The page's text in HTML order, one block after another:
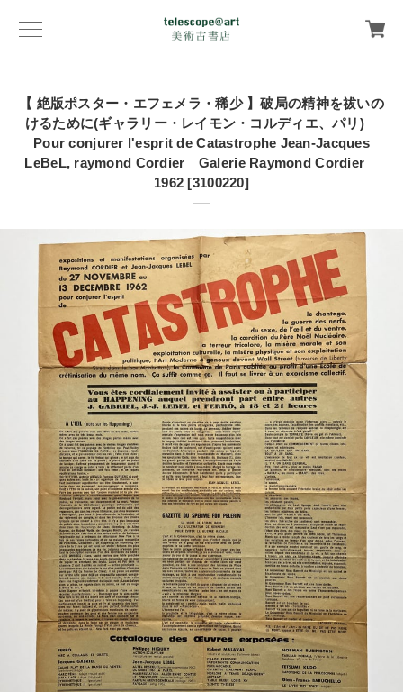
【 絶版ポスター・エフェメラ・稀少 】破局の精神を祓いの
けるために(ギャラリー・レイモン・コルディエ、パリ)
Pour conjurer l'esprit de Catastrophe Jean-Jacques
LeBeL, raymond Cordier Galerie Raymond Cordier
1962 [3100220]